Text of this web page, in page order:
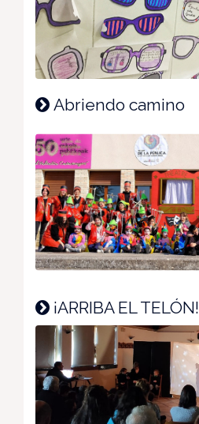
Abriendo camino
¡ARRIBA EL TELÓN!